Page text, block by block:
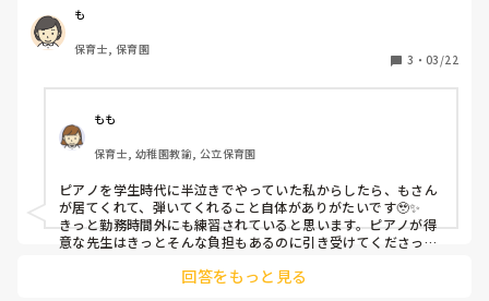
安でいっぱいなのですが、何か良い対策はないでしょうか？
アドバイス欲しいです…。
も
保育士, 保育園
3 ・ 03/22
もも
保育士, 幼稚園教諭, 公立保育園
ピアノを学生時代に半泣きでやっていた私からしたら、もさん
が居てくれて、弾いてくれること自体がありがたいです🥹✨
きっと勤務時間外にも練習されていると思います。ピアノが得
意な先生はきっとそんな負担もあるのに引き受けてくださって
回答をもっと見る